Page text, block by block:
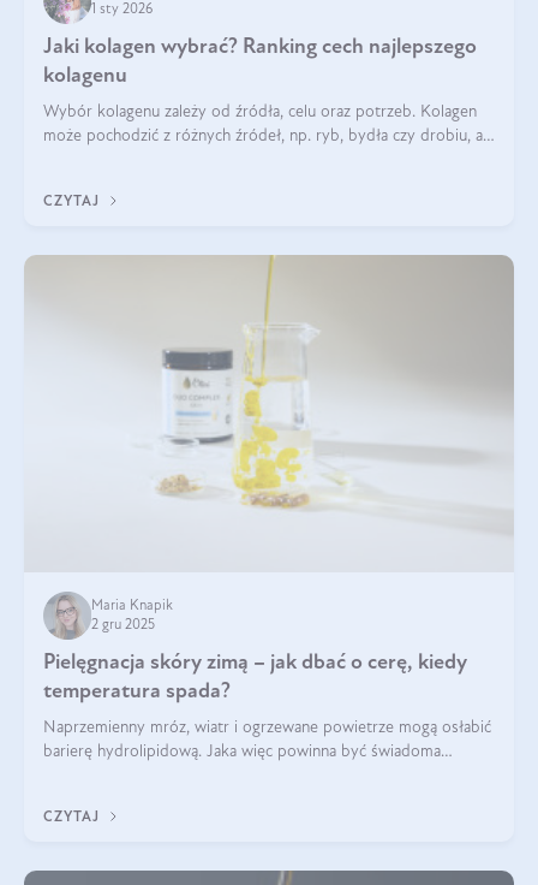
1 sty 2026
Jaki kolagen wybrać? Ranking cech najlepszego
kolagenu
Wybór kolagenu zależy od źródła, celu oraz potrzeb. Kolagen
może pochodzić z różnych źródeł, np. ryb, bydła czy drobiu, a
bydlęcy.
CZYTAJ
Maria Knapik
2 gru 2025
Pielęgnacja skóry zimą – jak dbać o cerę, kiedy
temperatura spada?
Naprzemienny mróz, wiatr i ogrzewane powietrze mogą osłabić
barierę hydrolipidową. Jaka więc powinna być świadoma
CZYTAJ